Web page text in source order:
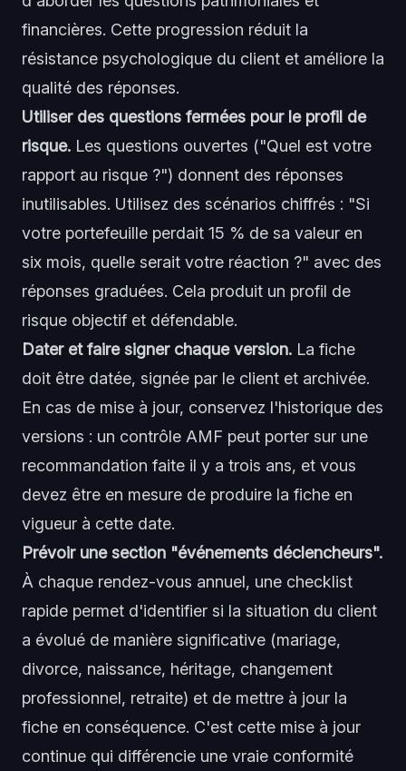
financières. Cette progression réduit la
résistance psychologique du client et améliore la
qualité des réponses.
Utiliser des questions fermées pour le profil de
risque. Les questions ouvertes ("Quel est votre
rapport au risque ?") donnent des réponses
inutilisables. Utilisez des scénarios chiffrés : "Si
votre portefeuille perdait 15 % de sa valeur en
six mois, quelle serait votre réaction ?" avec des
réponses graduées. Cela produit un profil de
risque objectif et défendable.
Dater et faire signer chaque version. La fiche
doit être datée, signée par le client et archivée.
En cas de mise à jour, conservez l'historique des
versions : un contrôle AMF peut porter sur une
recommandation faite il y a trois ans, et vous
devez être en mesure de produire la fiche en
vigueur à cette date.
Prévoir une section "événements déclencheurs".
À chaque rendez-vous annuel, une checklist
rapide permet d'identifier si la situation du client
a évolué de manière significative (mariage,
divorce, naissance, héritage, changement
professionnel, retraite) et de mettre à jour la
fiche en conséquence. C'est cette mise à jour
continue qui différencie une vraie conformité